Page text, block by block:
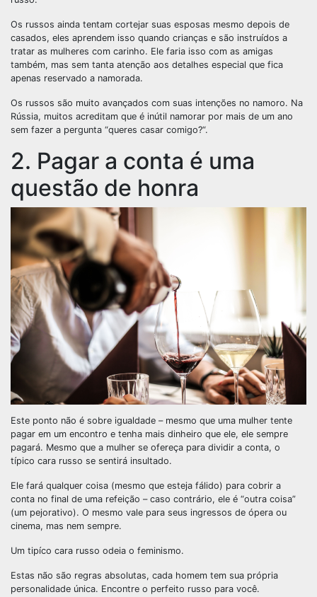
Os russos ainda tentam cortejar suas esposas mesmo depois de
casados, eles aprendem isso quando crianças e são instruídos a
tratar as mulheres com carinho. Ele faria isso com as amigas
também, mas sem tanta atenção aos detalhes especial que fica
apenas reservado a namorada.
Os russos são muito avançados com suas intenções no namoro. Na
Rússia, muitos acreditam que é inútil namorar por mais de um ano
sem fazer a pergunta “queres casar comigo?“.
2. Pagar a conta é uma
questão de honra
Este ponto não é sobre igualdade – mesmo que uma mulher tente
pagar em um encontro e tenha mais dinheiro que ele, ele sempre
pagará. Mesmo que a mulher se ofereça para dividir a conta, o
típico cara russo se sentirá insultado.
Ele fará qualquer coisa (mesmo que esteja fálido) para cobrir a
conta no final de uma refeição – caso contrário, ele é “outra coisa”
(um pejorativo). O mesmo vale para seus ingressos de ópera ou
cinema, mas nem sempre.
Um tipíco cara russo odeia o feminismo.
Estas não são regras absolutas, cada homem tem sua própria
personalidade única. Encontre o perfeito russo para você.